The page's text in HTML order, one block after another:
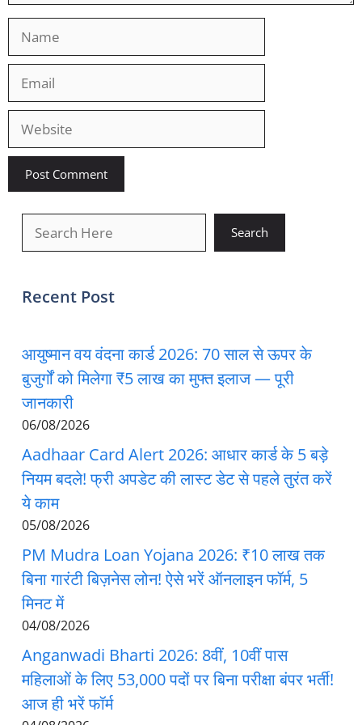
Website
Search
Recent Post
आयुष्मान वय वंदना कार्ड 2026: 70 साल से ऊपर के
बुजुर्गों को मिलेगा ₹5 लाख का मुफ्त इलाज — पूरी
जानकारी
06/08/2026
Aadhaar Card Alert 2026: आधार कार्ड के 5 बड़े
नियम बदले! फ्री अपडेट की लास्ट डेट से पहले तुरंत करें
ये काम
05/08/2026
PM Mudra Loan Yojana 2026: ₹10 लाख तक
बिना गारंटी बिज़नेस लोन! ऐसे भरें ऑनलाइन फॉर्म, 5
मिनट में
04/08/2026
Anganwadi Bharti 2026: 8वीं, 10वीं पास
महिलाओं के लिए 53,000 पदों पर बिना परीक्षा बंपर भर्ती!
आज ही भरें फॉर्म